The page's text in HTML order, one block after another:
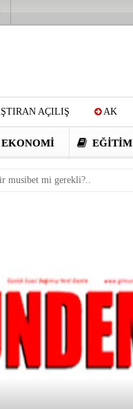
AÇILIŞ AK
VİDEOYU GÖRÜNCE
EKONOMI EĞITIM
musibet mi gerekli?..